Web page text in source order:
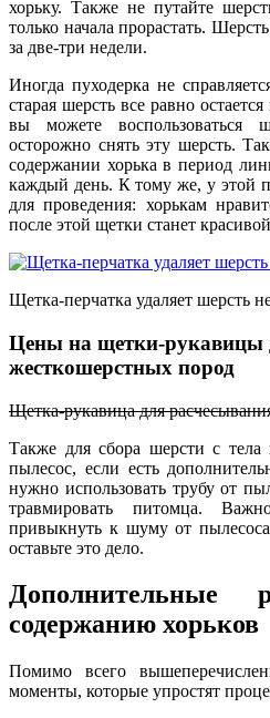
хорьку. Также не путайте
только начала прорастать.
за две-три недели.
Иногда пуходерка не
старая шерсть все равно
вы можете воспользоваться
осторожно снять эту шерсть.
содержании хорька в период
каждый день. К тому же, у этой
для проведения: хорькам
после этой щетки станет
Щетка-перчатка удаляет шерсть
Цены на щетки-рукавицы
жесткошерстных пород
Щетка-рукавица для
Также для сбора шерсти с тела
пылесос, если есть
нужно использовать трубу от
травмировать питомца.
привыкнуть к шуму от
оставьте это дело.
Дополнительные
содержанию хорьков
Помимо всего
моменты, которые упростят